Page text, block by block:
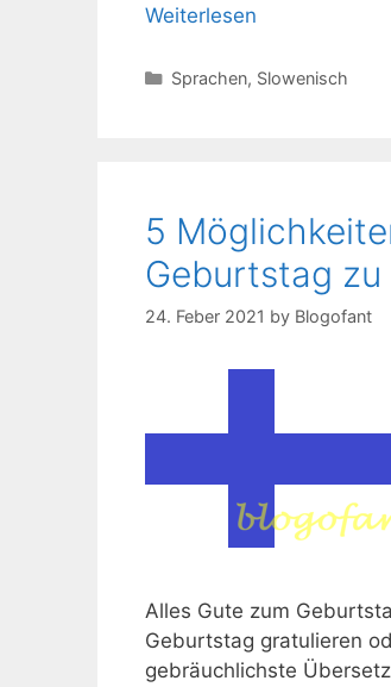
Weiterlesen
Kategorien
Sprachen, Slowenisch
5
Geburtstag
24. Feber 2021 by Blogofant
Alles Gute zum
Geburtstag gratulieren
gebräuchlichste